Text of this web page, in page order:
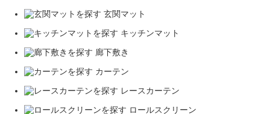
玄関マット
キッチンマット
廊下敷き
カーテン
レースカーテン
ロールスクリーン